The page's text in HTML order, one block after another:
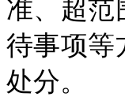
准、超范
待事项等
处分。